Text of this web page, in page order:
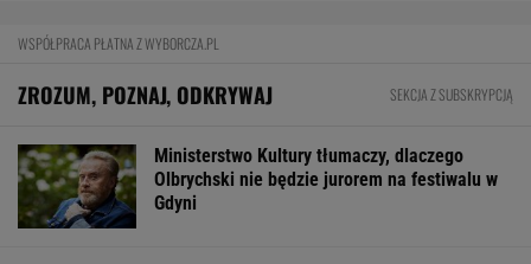
WSPÓŁPRACA PŁATNA Z WYBORCZA.PL
ZROZUM, POZNAJ, ODKRYWAJ SEKCJA Z SUBSKRYPCJĄ
Ministerstwo Kultury tłumaczy, dlaczego
Olbrychski nie będzie jurorem na festiwalu w
Gdyni